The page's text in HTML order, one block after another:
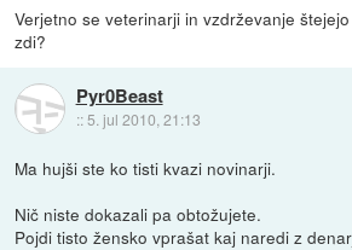
Verjetno se veterinarji in vzdrževanje
zdi?
Pyr0Beast
:: 5. jul 2010, 21:13
Ma hujši ste ko tisti kvazi novinarji.
Nič niste dokazali pa obtožujete.
Pojdi tisto žensko vprašat kaj naredi z